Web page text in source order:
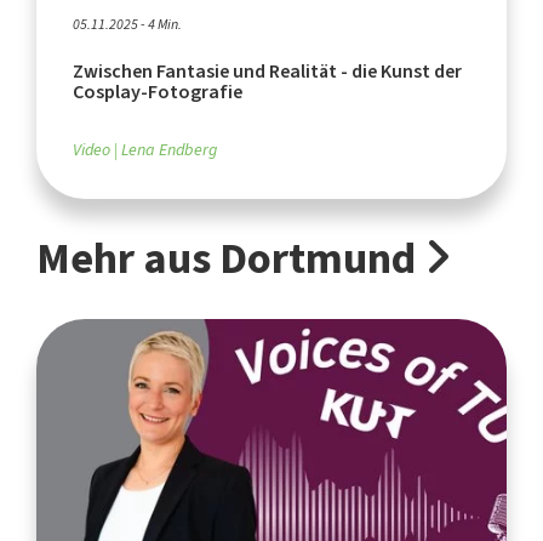
05.11.2025 - 4 Min.
Zwischen Fantasie und Realität - die Kunst der
Cosplay-Fotografie
Video Lena Endberg
Mehr aus Dortmund